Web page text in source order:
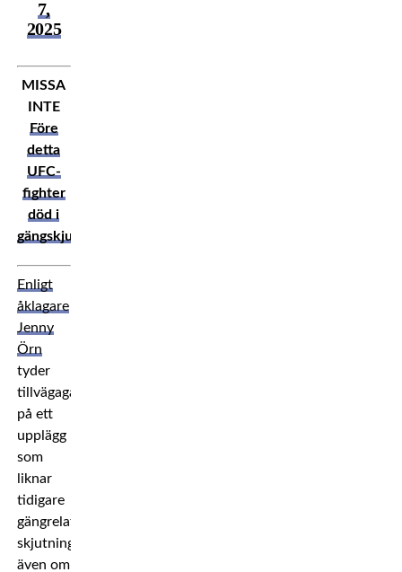
7,
2025
MISSA
INTE
Före
detta
UFC-
fighter
död i
gängskjutning
Enligt
åklagare
Jenny
Örn
tyder
tillvägagångssättet
på ett
upplägg
som
liknar
tidigare
gängrelaterade
skjutningar,
även om